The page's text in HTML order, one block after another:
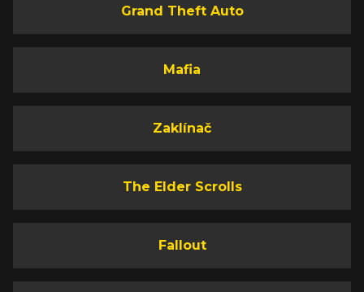
Grand Theft Auto
Mafia
Zaklínač
The Elder Scrolls
Fallout